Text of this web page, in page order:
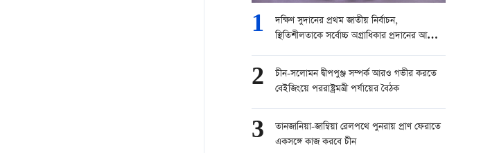
1
দক্ষিণ সুদানের প্রথম জাতীয় নির্বাচন,
স্থিতিশীলতাকে সর্বোচ্চ অগ্রাধিকার প্রদানের আহ্বান
2
চীন-সলোমন দ্বীপপুঞ্জ সম্পর্ক আরও গভীর করতে
বেইজিংয়ে পররাষ্ট্রমন্ত্রী পর্যায়ের বৈঠক
3
তানজানিয়া-জাম্বিয়া রেলপথে পুনরায় প্রাণ ফেরাতে
একসঙ্গে কাজ করবে চীন